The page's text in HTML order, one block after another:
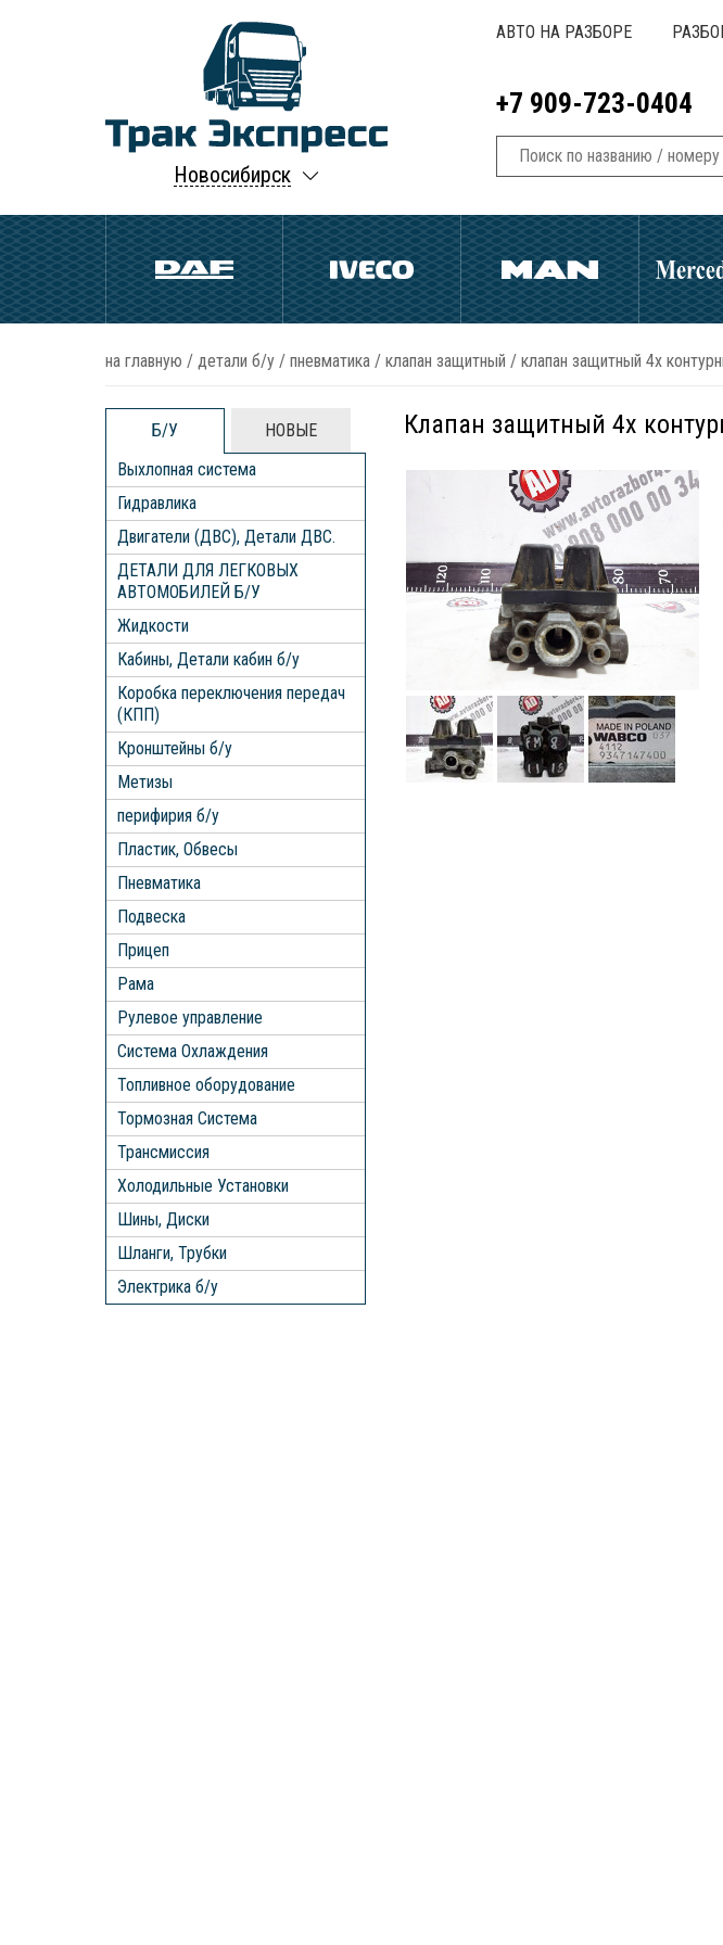
Новосибирск
АВТО НА РАЗБОРЕ
+7 909-723-0404
на главную / детали б/у / пневматика / клапан защитный / клапан защитный 4х
Б/У
НОВЫЕ
Выхлопная система
Гидравлика
Двигатели (ДВС), Детали ДВС.
ДЕТАЛИ ДЛЯ ЛЕГКОВЫХ
АВТОМОБИЛЕЙ Б/У
Жидкости
Кабины, Детали кабин б/у
Коробка переключения передач
(КПП)
Кронштейны б/у
Метизы
перифирия б/у
Пластик, Обвесы
Пневматика
Подвеска
Прицеп
Рама
Рулевое управление
Система Охлаждения
Топливное оборудование
Тормозная Система
Трансмиссия
Холодильные Установки
Шины, Диски
Шланги, Трубки
Электрика б/у
Клапан защитный 4х